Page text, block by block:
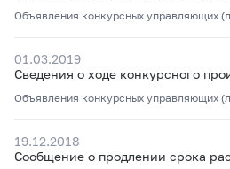
Объявления конкурсных управляющих
01.03.2019
Сведения о ходе конкурсного
Объявления конкурсных управляющих
19.12.2018
Сообщение о продлении срока